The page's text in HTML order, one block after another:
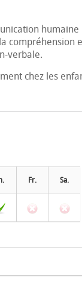
humaine
compréhension
verbale.
chez les
Fr. Sa.